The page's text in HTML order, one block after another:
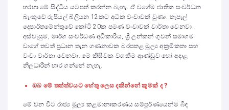
හරහා මේ සිද්ධිය යටපත් කරන්න බැහැ. ඒ වගේම ජාතික සංවර්ධන
බැංකුවේ රුපියල් බිලියන 12කට අධික වංචාවක් වුණා. තැපැල්
දෙපාර්තමේන්තුවේ කෝටි 20ක පමණ වංචාවක් වාර්තා වෙනවා.
අස්වැසුම, මාර්ග සංවර්ධණ අධිකාරිය, ශ්‍රී ලන්කන් ගුවන් සමාගම
වාගේ තවත් ප්‍රධාන තැන ගණනාවක බරපතළ මූල්‍ය අක්‍රමිකතා සහ
වංචා වාර්තා වෙනවා. මේ කිසිවක වගකීම ආණ්ඩුව හෝ අදාළ
නිලධාරීන් භාර ගන්නේ නැහැ.
ඔබ මේ තත්ත්වයට හේතු ලෙස දකින්නේ කුමක් ද ?
මේ වන විට රාජ්‍ය මූල්‍ය කළමානාකරණය සම්පූර්ණයෙන්ම බිඳ